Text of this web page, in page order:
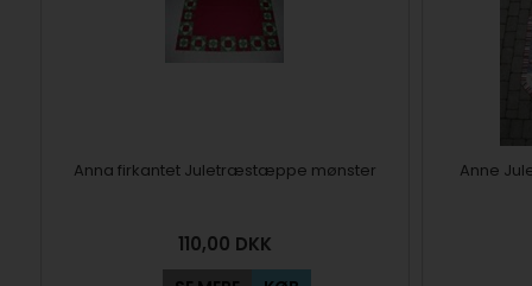
Anna firkantet Juletræstæppe mønster
110,00 DKK
Anne